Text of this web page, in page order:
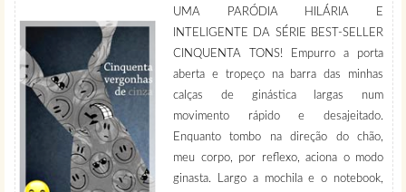
UMA PARÓDIA HILÁRIA E
INTELIGENTE DA SÉRIE BEST-SELLER
CINQUENTA TONS! Empurro a porta
aberta e tropeço na barra das minhas
calças de ginástica largas num
movimento rápido e desajeitado.
Enquanto tombo na direção do chão,
meu corpo, por reflexo, aciona o modo
ginasta. Largo a mochila e o notebook,